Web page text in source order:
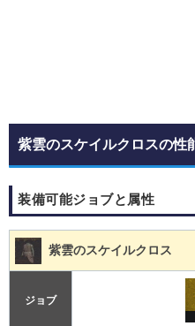
紫雲のスケイルクロスの性
装備可能ジョブと属性
紫雲のスケイルクロス
ジョブ